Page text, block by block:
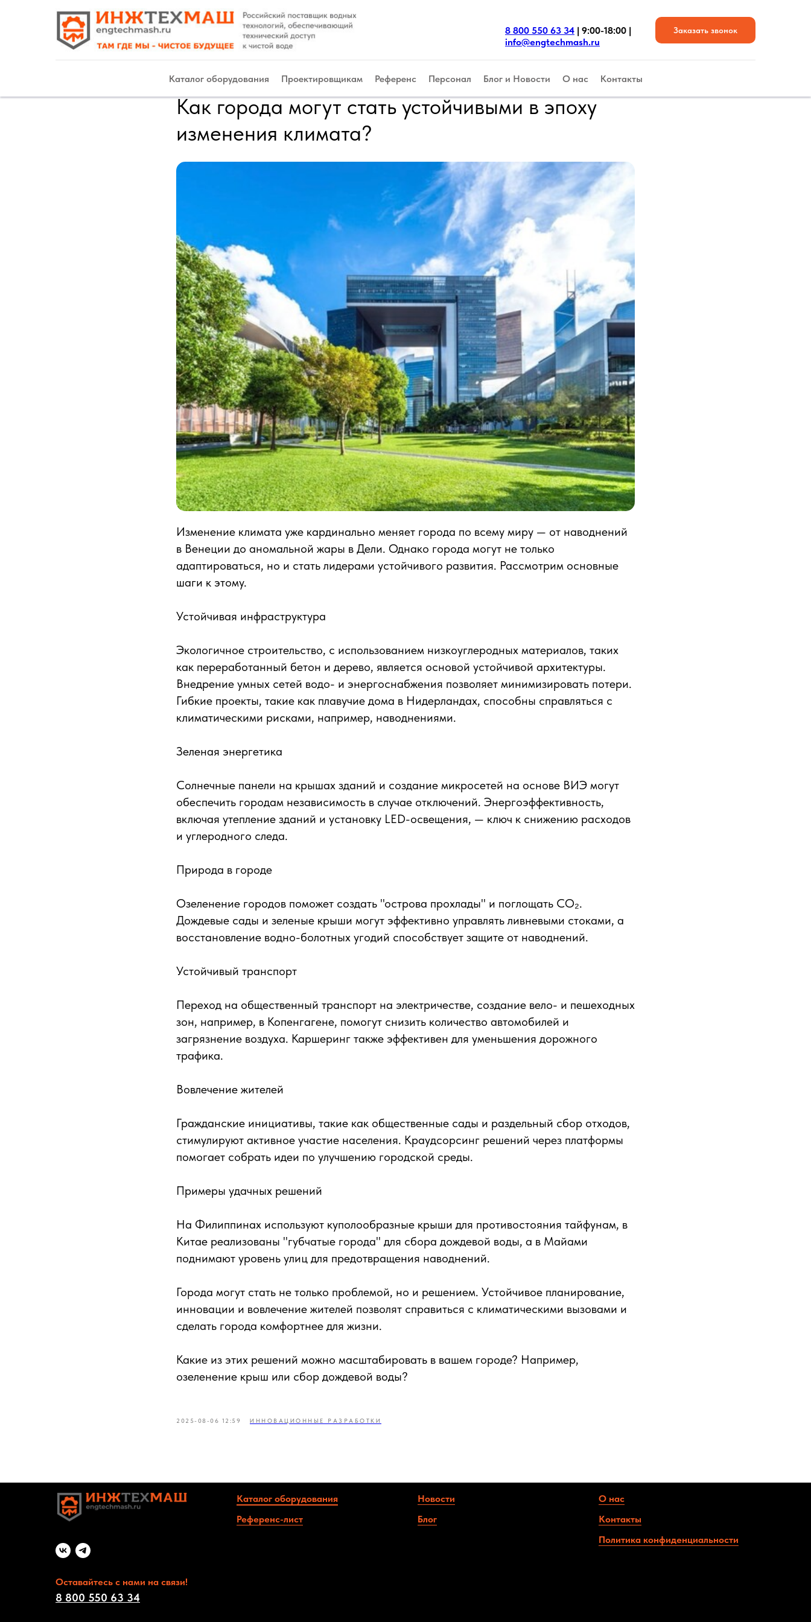
8 800 550 63 34 | 9:00-18:00 |
info@engtechmash.ru
Заказать звонок
Каталог оборудования Проектировщикам Референс Персонал Блог и Новости О нас Контакты
Как города могут стать устойчивыми в эпоху
изменения климата?
Изменение климата уже кардинально меняет города по всему миру — от наводнений
в Венеции до аномальной жары в Дели. Однако города могут не только
адаптироваться, но и стать лидерами устойчивого развития. Рассмотрим основные
шаги к этому.
Устойчивая инфраструктура
Экологичное строительство, с использованием низкоуглеродных материалов, таких
как переработанный бетон и дерево, является основой устойчивой архитектуры.
Внедрение умных сетей водо- и энергоснабжения позволяет минимизировать потери.
Гибкие проекты, такие как плавучие дома в Нидерландах, способны справляться с
климатическими рисками, например, наводнениями.
Зеленая энергетика
Солнечные панели на крышах зданий и создание микросетей на основе ВИЭ могут
обеспечить городам независимость в случае отключений. Энергоэффективность,
включая утепление зданий и установку LED-освещения, — ключ к снижению расходов
и углеродного следа.
Природа в городе
Озеленение городов поможет создать "острова прохлады" и поглощать CO₂.
Дождевые сады и зеленые крыши могут эффективно управлять ливневыми стоками, а
восстановление водно-болотных угодий способствует защите от наводнений.
Устойчивый транспорт
Переход на общественный транспорт на электричестве, создание вело- и пешеходных
зон, например, в Копенгагене, помогут снизить количество автомобилей и
загрязнение воздуха. Каршеринг также эффективен для уменьшения дорожного
трафика.
Вовлечение жителей
Гражданские инициативы, такие как общественные сады и раздельный сбор отходов,
стимулируют активное участие населения. Краудсорсинг решений через платформы
помогает собрать идеи по улучшению городской среды.
Примеры удачных решений
На Филиппинах используют куполообразные крыши для противостояния тайфунам, в
Китае реализованы "губчатые города" для сбора дождевой воды, а в Майами
поднимают уровень улиц для предотвращения наводнений.
Города могут стать не только проблемой, но и решением. Устойчивое планирование,
инновации и вовлечение жителей позволят справиться с климатическими вызовами и
сделать города комфортнее для жизни.
Какие из этих решений можно масштабировать в вашем городе? Например,
озеленение крыш или сбор дождевой воды?
2025-08-06 12:59 ИННОВАЦИОННЫЕ РАЗРАБОТКИ
Оставайтесь с нами на связи!
8 800 550 63 34
Каталог оборудования
Референс-лист
Новости
Блог
О нас
Контакты
Политика конфиденциальности